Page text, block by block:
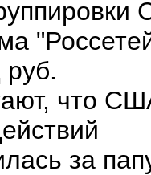
что
за